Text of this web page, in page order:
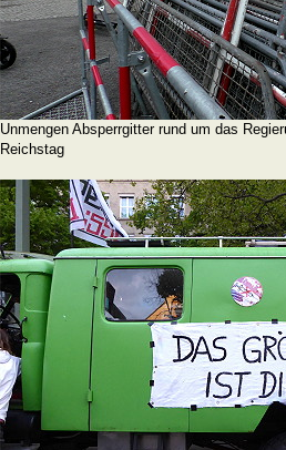
Unmengen Absperrgitter rund um das
Reichstag